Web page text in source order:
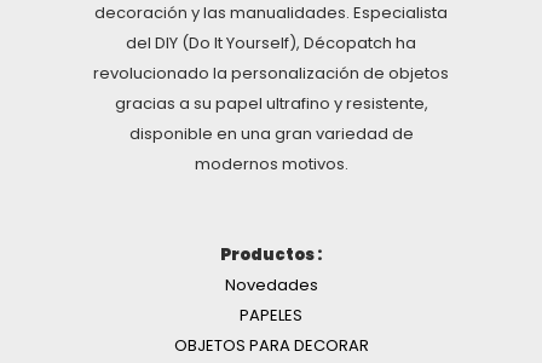
decoración y las manualidades. Especialista
del DIY (Do It Yourself), Décopatch ha
revolucionado la personalización de objetos
gracias a su papel ultrafino y resistente,
disponible en una gran variedad de
modernos motivos.
Productos :
Novedades
PAPELES
OBJETOS PARA DECORAR